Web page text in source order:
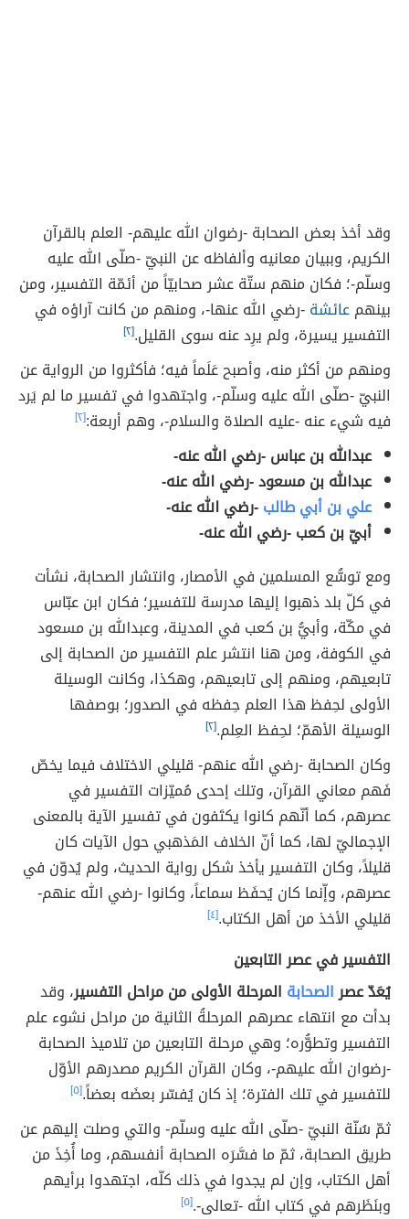
وقد أخذ بعض الصحابة -رضوان الله عليهم- العلم بالقرآن
الكريم، وببيان معانيه وألفاظه عن النبيّ -صلّى الله عليه
وسلّم-؛ فكان منهم ستّة عشر صحابيّاً من أئمّة التفسير، ومن
بينهمعائشة-رضي الله عنها-، ومنهم من كانت آراؤه في
التفسير يسيرة، ولم يرِد عنه سوى القليل.[٢]
ومنهم من أكثر منه، وأصبح عَلَماً فيه؛ فأكثروا من الرواية عن
النبيّ -صلّى الله عليه وسلّم-، واجتهدوا في تفسير ما لم يَرد
فيه شيء عنه -عليه الصلاة والسلام-، وهم أربعة:[٢]
عبدالله بن عباس -رضي الله عنه-
عبدالله بن مسعود -رضي الله عنه-
علي بن أبي طالب-رضي الله عنه-
أبيّ بن كعب -رضي الله عنه-
ومع توسُّع المسلمين في الأمصار، وانتشار الصحابة، نشأت
في كلّ بلد ذهبوا إليها مدرسة للتفسير؛ فكان ابن عبّاس
في مكّة، وأبيُّ بن كعب في المدينة، وعبدالله بن مسعود
في الكوفة، ومن هنا انتشر علم التفسير من الصحابة إلى
تابعيهم، ومنهم إلى تابعيهم، وهكذا، وكانت الوسيلة
الأولى لحِفظ هذا العلم حِفظه في الصدور؛ بوصفها
الوسيلة الأهمّ؛ لحِفظ العِلم.[٢]
وكان الصحابة -رضي الله عنهم- قليلي الاختلاف فيما يخصّ
فَهم معاني القرآن، وتلك إحدى مُميّزات التفسير في
عصرهم، كما أنّهم كانوا يكتَفون في تفسير الآية بالمعنى
الإجماليّ لها، كما أنّ الخلاف المَذهبي حول الآيات كان
قليلاً، وكان التفسير يأخذ شكل رواية الحديث، ولم يُدوّن في
عصرهم، وإّنما كان يُحفَظ سماعاً، وكانوا -رضي الله عنهم-
قليلي الأخذ من أهل الكتاب.[٤]
التفسير في عصر التابعين
يُعَدّ عصرالصحابة المرحلة الأولى من مراحل التفسير، وقد
بدأت مع انتهاء عصرهم المرحلةُ الثانية من مراحل نشوء علم
التفسير وتطوُّره؛ وهي مرحلة التابعين من تلاميذ الصحابة
-رضوان الله عليهم-، وكان القرآن الكريم مصدرهم الأوّل
للتفسير في تلك الفترة؛ إذ كان يُفسّر بعضَه بعضاً.[٥]
ثمّ سُنّة النبيّ -صلّى الله عليه وسلّم- والتي وصلت إليهم عن
طريق الصحابة، ثمّ ما فسَّرَه الصحابة أنفسهم، وما أُخِذَ من
أهل الكتاب، وإن لم يجدوا في ذلك كلّه، اجتهدوا برأيهم
وبنَظَرهم في كتاب الله -تعالى-.[٥]